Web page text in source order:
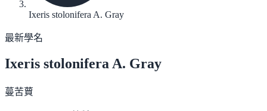
Ixeris stolonifera A. Gray
最新學名
Ixeris stoloniferaA. Gray
蔓苦蕒